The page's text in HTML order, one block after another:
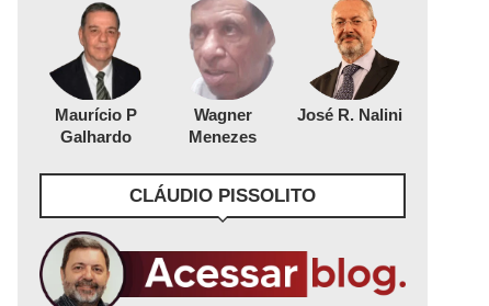
Maurício P
Galhardo
Wagner
Menezes
José R. Nalini
CLÁUDIO PISSOLITO